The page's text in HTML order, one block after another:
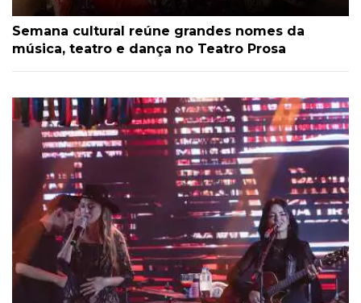
Semana cultural reúne grandes nomes da
música, teatro e dança no Teatro Prosa